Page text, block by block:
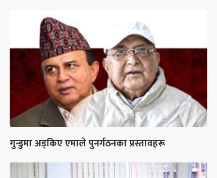
गुन्डुमा अड्किए एमाले पुनर्गठनका प्रस्तावहरू